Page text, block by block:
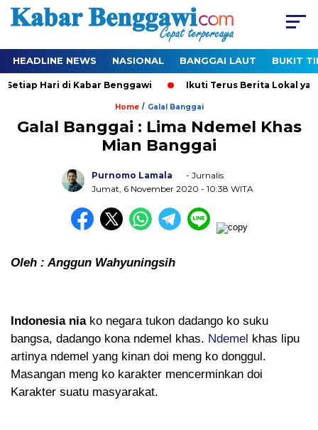
HEADLINE NEWS NASIONAL BANGGAI LAUT BUKIT
Hari di Kabar Benggawi Ikuti Terus Berita Lokal yang
Home/ Galal Banggai
Galal Banggai : Lima Ndemel Khas
Mian Banggai
Purnomo Lamala
- Jurnalis
Jumat, 6 November 2020 - 10:38 WITA
Oleh : Anggun Wahyuningsih
Indonesia niako negara tukon dadango ko suku
bangsa, dadango kona ndemel khas. Ndemel khas lipu
artinya ndemel yang kinan doi meng ko donggul.
Masangan meng ko karakter mencerminkan doi
Karakter suatu masyarakat.